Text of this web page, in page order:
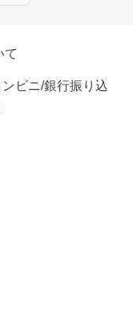
て
ビニ/銀行振り込